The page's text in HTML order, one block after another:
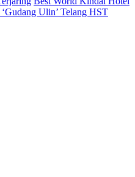
Ulin’ Telang HST